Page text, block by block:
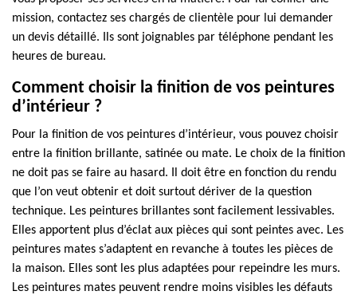
mission, contactez ses chargés de clientèle pour lui demander
un devis détaillé. Ils sont joignables par téléphone pendant les
heures de bureau.
Comment choisir la finition de vos peintures
d’intérieur ?
Pour la finition de vos peintures d’intérieur, vous pouvez choisir
entre la finition brillante, satinée ou mate. Le choix de la finition
ne doit pas se faire au hasard. Il doit être en fonction du rendu
que l’on veut obtenir et doit surtout dériver de la question
technique. Les peintures brillantes sont facilement lessivables.
Elles apportent plus d’éclat aux pièces qui sont peintes avec. Les
peintures mates s’adaptent en revanche à toutes les pièces de
la maison. Elles sont les plus adaptées pour repeindre les murs.
Les peintures mates peuvent rendre moins visibles les défauts